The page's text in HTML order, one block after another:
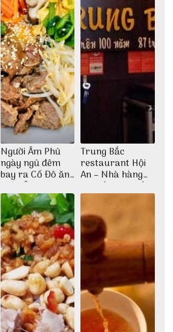
Người Âm Phủ
ngày ngủ đêm
bay ra Cố Đô ăn
Cơm Âm Phủ
Huế
Trung Bắc
restaurant Hội
An – Nhà hàng
cao lầu có thiết
kế vô cùng ấn
tượng giữa lòng
phố Hội